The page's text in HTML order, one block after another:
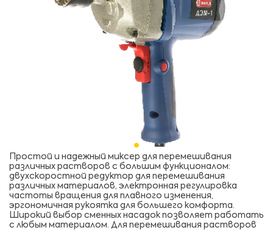
Простой и надежный миксер для перемешивания
различных растворов с большим функционалом:
двухскоростной редуктор для перемешивания
различных материалов, электронная регулировка
частоты вращения для плавного изменения,
эргономичная рукоятка для большего комфорта.
Широкий выбор сменных насадок позволяет работать
с любым материалом. Для перемешивания растворов